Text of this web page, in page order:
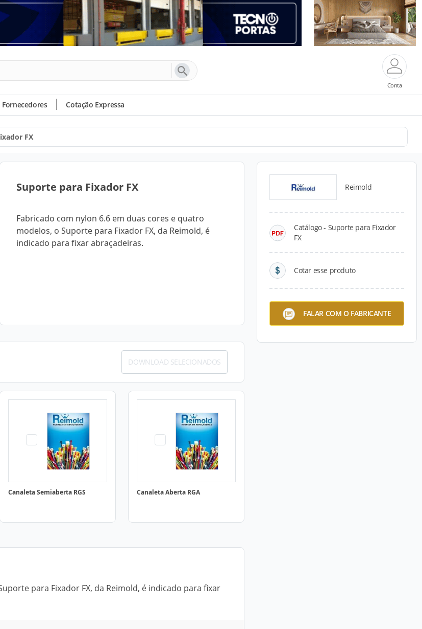
Conta
Fornecedores Cotação Expressa
FX
Suporte para Fixador FX
Fabricado com nylon 6.6 em duas cores e quatro
modelos, o Suporte para Fixador FX, da Reimold, é
indicado para fixar abraçadeiras.
Reimold
Catálogo - Suporte para Fixador
FX
Cotar esse produto
FALAR COM O FABRICANTE
DOWNLOAD SELECIONADOS
Canaleta Semiaberta RGS Canaleta Aberta RGA
para Fixador FX, da Reimold, é indicado para fixar